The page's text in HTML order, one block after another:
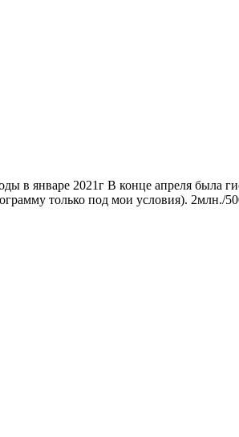
январе 2021г В конце апреля была
только под мои условия). 2млн./